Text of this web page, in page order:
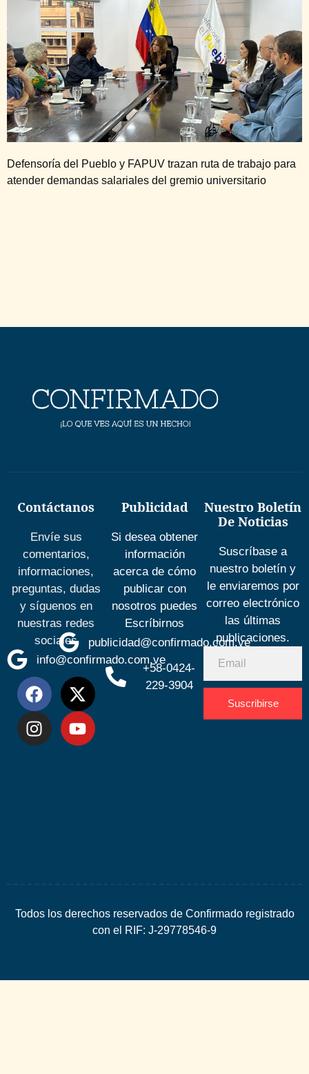
Defensoría del Pueblo y FAPUV trazan ruta de trabajo para
atender demandas salariales del gremio universitario
Contáctanos
Envíe sus
comentarios,
informaciones,
preguntas, dudas
y síguenos en
nuestras redes
sociales
info@confirmado.com.ve
Publicidad
Si desea obtener
información
acerca de cómo
publicar con
nosotros puedes
Escríbirnos
publicidad@confirmado.com.ve
+58-0424-
229-3904
Nuestro Boletín
De Noticias
Suscríbase a
nuestro boletín y
le enviaremos por
correo electrónico
las últimas
publicaciones.
Suscribirse
Todos los derechos reservados de Confirmado registrado
con el RIF: J-29778546-9